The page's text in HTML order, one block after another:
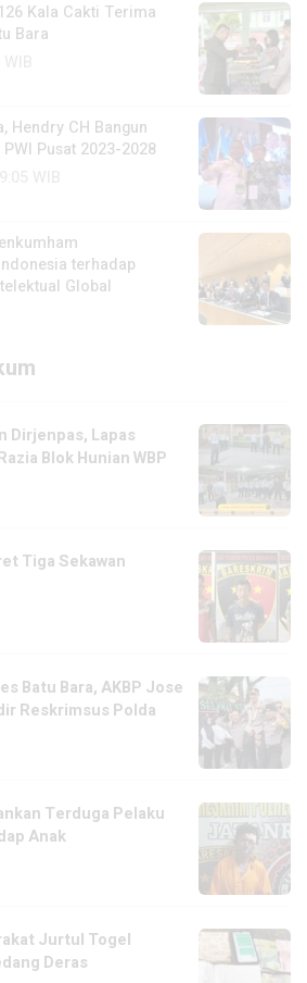
Kala Cakti Terima
Bara
Hendry CH Bangun
Pusat 2023-2028
terhadap
Global
Dirjenpas, Lapas
Blok Hunian WBP
Tiga Sekawan
Batu Bara, AKBP Jose
Reskrimsus Polda
Terduga Pelaku
Anak
Jurtul Togel
Deras